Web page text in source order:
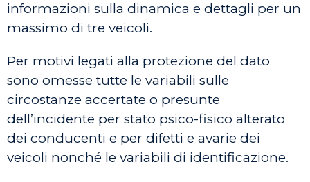
informazioni sulla dinamica e dettagli per un
massimo di tre veicoli.
Per motivi legati alla protezione del dato
sono omesse tutte le variabili sulle
circostanze accertate o presunte
dell’incidente per stato psico-fisico alterato
dei conducenti e per difetti e avarie dei
veicoli nonché le variabili di identificazione.